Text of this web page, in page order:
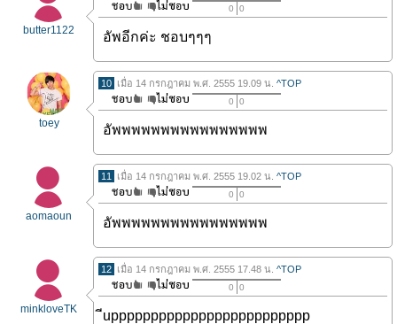
butter1122
0 0
อัพอีกค่ะ ชอบๆๆๆ
toey
10 เมื่อ 14 กรกฎาคม พ.ศ. 2555 19.09 น. ^TOP
0 0
อัพพพพพพพพพพพพพพพพ
aomaoun
11 เมื่อ 14 กรกฎาคม พ.ศ. 2555 19.02 น. ^TOP
0 0
อัพพพพพพพพพพพพพพพพ
minkloveTK
12 เมื่อ 14 กรกฎาคม พ.ศ. 2555 17.48 น. ^TOP
0 0
ีuppppppppppppppppppppppppp